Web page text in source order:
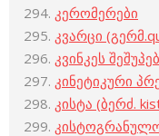
კერომერები
კვარცი
კვინკეს
კინეტიკური
კისტა (ბერძ.